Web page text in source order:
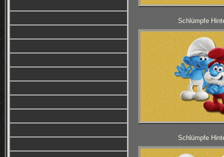
Schlümpfe
Schlümpfe